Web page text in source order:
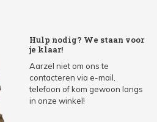
Hulp nodig? We staan voor
je klaar!
Aarzel niet om ons te
contacteren via e-mail,
telefoon of kom gewoon langs
in onze winkel!